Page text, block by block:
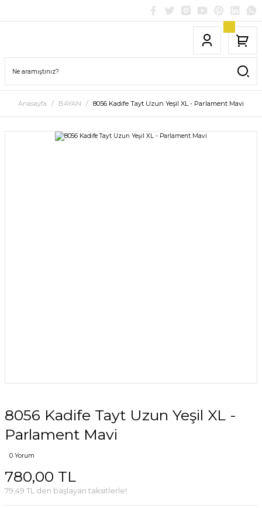
Anasayfa BAYAN 8056 Kadife Tayt Uzun Yeşil XL - Parlament Mavi
8056 Kadife Tayt Uzun Yeşil XL -
Parlament Mavi
0 Yorum
780,00 TL
79,49 TL den başlayan taksitlerle!